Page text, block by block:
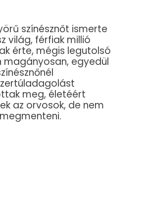
színésznőt ismerte
világ, férfiak millió
érte, mégis legutolsó
magányosan, egyedül
meg, életéért
az orvosok, de nem